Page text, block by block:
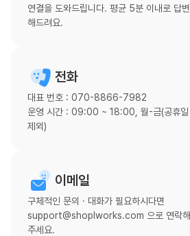
연결을 도와드립니다. 평균 5분 이내로 답변
해드려요.
전화
대표 번호 : 070-8866-7982
운영 시간 : 09:00 ~ 18:00, 월-금(공휴일
제외)
이메일
구체적인 문의 · 대화가 필요하시다면
support@shoplworks.com 으로 연락해
주세요.